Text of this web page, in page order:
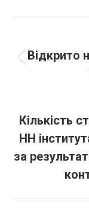
Відкрито
Кількість
НН
за